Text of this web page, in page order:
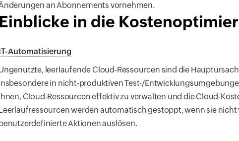
an Abonnements vornehmen.
Einblicke in die
Automatisierung
leerlaufende Cloud-Ressourcen sind die
in nicht-produktiven Test-/
Cloud-Ressourcen effektiv zu verwalten und die Cloud-
werden automatisch gestoppt, wenn sie
benutzerdefinierte Aktionen auslösen.